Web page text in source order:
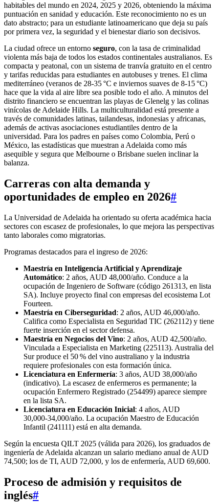
habitables del mundo en 2024, 2025 y 2026, obteniendo la máxima
puntuación en sanidad y educación. Este reconocimiento no es un
dato abstracto; para un estudiante latinoamericano que deja su país
por primera vez, la seguridad y el bienestar diario son decisivos.
La ciudad ofrece un entorno seguro, con la tasa de criminalidad
violenta más baja de todos los estados continentales australianos. Es
compacta y peatonal, con un sistema de tranvía gratuito en el centro
y tarifas reducidas para estudiantes en autobuses y trenes. El clima
mediterráneo (veranos de 28‑35 °C e inviernos suaves de 8‑15 °C)
hace que la vida al aire libre sea posible todo el año. A minutos del
distrito financiero se encuentran las playas de Glenelg y las colinas
vinícolas de Adelaide Hills. La multiculturalidad está presente a
través de comunidades latinas, tailandesas, indonesias y africanas,
además de activas asociaciones estudiantiles dentro de la
universidad. Para los padres en países como Colombia, Perú o
México, las estadísticas que muestran a Adelaida como más
asequible y segura que Melbourne o Brisbane suelen inclinar la
balanza.
Carreras con alta demanda y
oportunidades de empleo en 2026#
La Universidad de Adelaida ha orientado su oferta académica hacia
sectores con escasez de profesionales, lo que mejora las perspectivas
tanto laborales como migratorias.
Programas destacados para el ingreso de 2026:
Maestría en Inteligencia Artificial y Aprendizaje
Automático: 2 años, AUD 48,000/año. Conduce a la
ocupación de Ingeniero de Software (código 261313, en lista
SA). Incluye proyecto final con empresas del ecosistema Lot
Fourteen.
Maestría en Ciberseguridad: 2 años, AUD 46,000/año.
Califica como Especialista en Seguridad TIC (262112) y tiene
fuerte inserción en el sector defensa.
Maestría en Negocios del Vino: 2 años, AUD 42,500/año.
Vinculada a Especialista en Marketing (225113). Australia del
Sur produce el 50 % del vino australiano y la industria
requiere profesionales con esta formación única.
Licenciatura en Enfermería: 3 años, AUD 38,000/año
(indicativo). La escasez de enfermeros es permanente; la
ocupación Enfermero Registrado (254499) aparece siempre
en la lista SA.
Licenciatura en Educación Inicial: 4 años, AUD
30,000‑34,000/año. La ocupación Maestro de Educación
Infantil (241111) está en alta demanda.
Según la encuesta QILT 2025 (válida para 2026), los graduados de
ingeniería de Adelaida alcanzan un salario mediano anual de AUD
74,500; los de TI, AUD 72,000, y los de enfermería, AUD 69,600.
Proceso de admisión y requisitos de
inglés#